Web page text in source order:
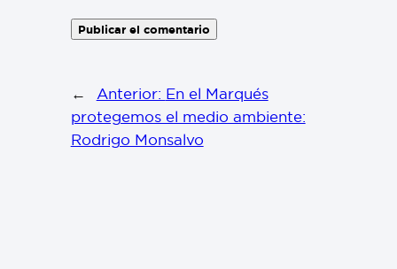
← Anterior: En el Marqués
protegemos el medio ambiente:
Rodrigo Monsalvo